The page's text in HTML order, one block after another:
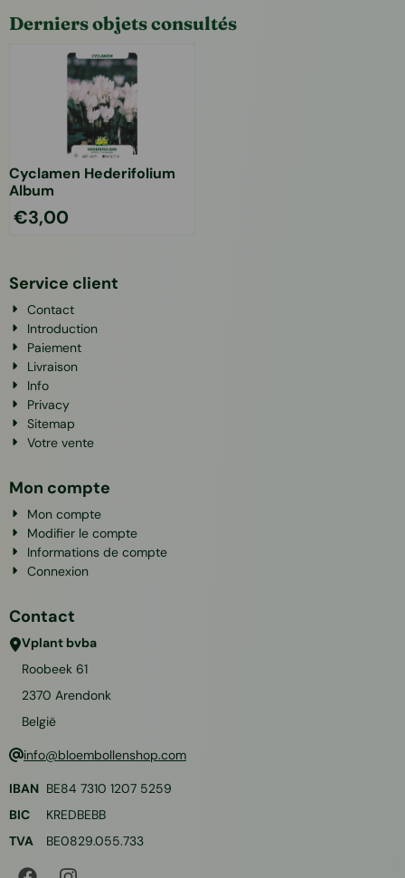
Derniers objets consultés
Cyclamen Hederifolium
Album
€3,00
Service client
Contact
Introduction
Paiement
Livraison
Info
Privacy
Sitemap
Votre vente
Mon compte
Mon compte
Modifier le compte
Informations de compte
Connexion
Contact
Vplant bvba
Roobeek 61
2370 Arendonk
België
info@bloembollenshop.com
IBAN BE84 7310 1207 5259
BIC
KREDBEBB
TVA
BE0829.055.733